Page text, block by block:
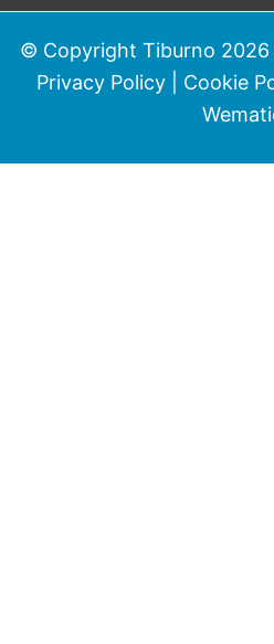
© Copyright Tiburno 2026
Privacy Policy| Cookie